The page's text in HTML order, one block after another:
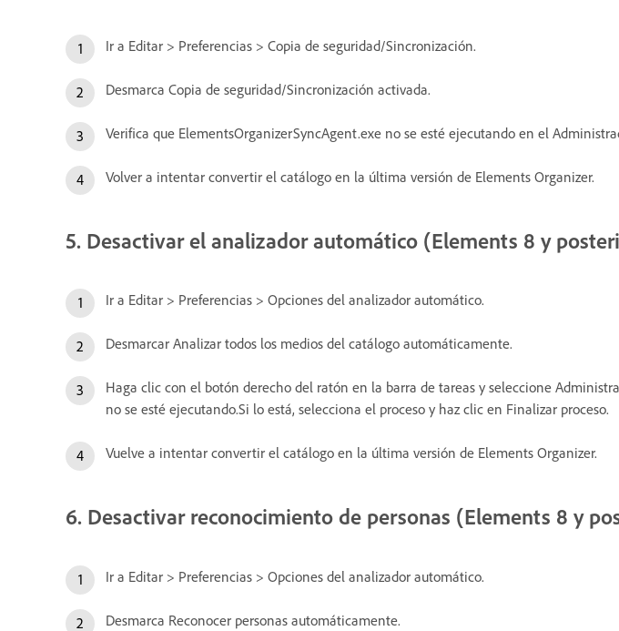
Ir a Editar > Preferencias > Copia de seguridad/Sincronización.
Desmarca Copia de seguridad/Sincronización activada.
Verifica que ElementsOrganizerSyncAgent.exe no se esté ejecutando en el
Volver a intentar convertir el catálogo en la última versión de Elements Organizer.
5. Desactivar el analizador automático (Elements 8 y
Ir a Editar > Preferencias > Opciones del analizador automático.
Desmarcar Analizar todos los medios del catálogo automáticamente.
Haga clic con el botón derecho del ratón en la barra de tareas y seleccione
no se esté ejecutando.Si lo está, selecciona el proceso y haz clic en Finalizar proceso.
Vuelve a intentar convertir el catálogo en la última versión de Elements Organizer.
6. Desactivar reconocimiento de personas (Elements 8 y
Ir a Editar > Preferencias > Opciones del analizador automático.
Desmarca Reconocer personas automáticamente.